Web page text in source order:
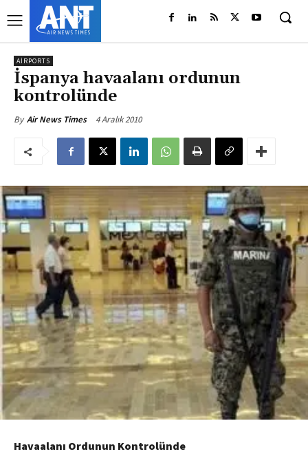
AIRPORTS
İspanya havaalanı ordunun
kontrolünde
By Air News Times 4 Aralık 2010
Havaalanı Ordunun Kontrolünde